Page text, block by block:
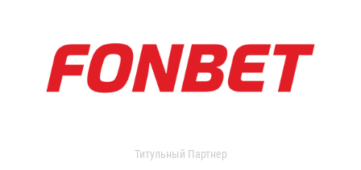
Титульный Партнер